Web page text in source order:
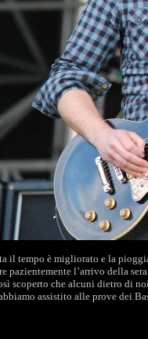
il tempo è migliorato e la
pazientemente l’arrivo della
scoperto che alcuni dietro di
assistito alle prove dei